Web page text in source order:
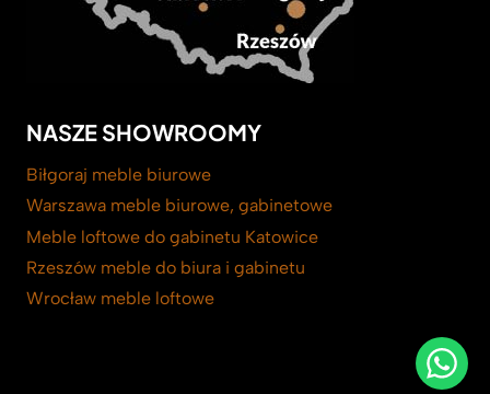
NASZE SHOWROOMY
Biłgoraj meble biurowe
Warszawa meble biurowe, gabinetowe
Meble loftowe do gabinetu Katowice
Rzeszów meble do biura i gabinetu
Wrocław meble loftowe